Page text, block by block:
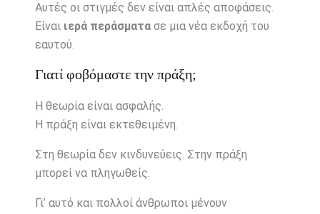
Αυτές οι στιγμές δεν είναι απλές αποφάσεις.
Είναι ιερά περάσματασε μια νέα εκδοχή του
εαυτού.
Γιατί φοβόμαστε την πράξη;
Η θεωρία είναι ασφαλής.
Η πράξη είναι εκτεθειμένη.
Στη θεωρία δεν κινδυνεύεις. Στην πράξη
μπορεί να πληγωθείς.
Γι’ αυτό και πολλοί άνθρωποι μένουν